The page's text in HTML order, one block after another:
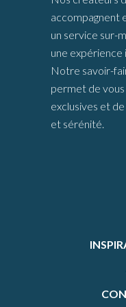
accompagnent
un service sur-
une expérience
Notre savoir-
permet de
exclusives et
et sérénité.